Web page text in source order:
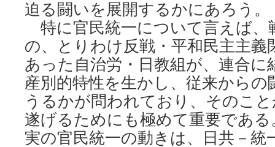
迫る闘いを展開するかにあろう。
特に官民統一について言えば、
の、とりわけ反戦・平和民主主義
あった自治労・日教組が、連合に
産別的特性を生かし、従来からの
うるかが問われており、そのこ
遂げるためにも極めて重要であ
実の官民統一の動きは、日共－統